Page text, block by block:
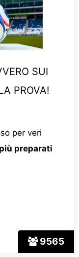
9565
SUI
PROVA!
per veri
preparati